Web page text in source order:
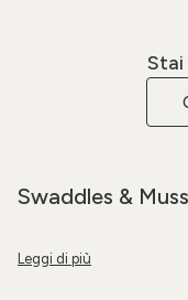
Stai
Swaddles &